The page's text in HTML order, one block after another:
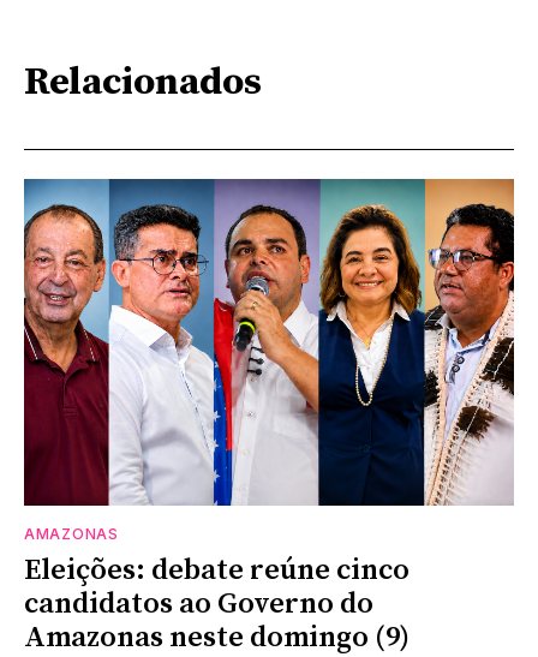
Relacionados
AMAZONAS
Eleições: debate reúne cinco
candidatos ao Governo do
Amazonas neste domingo (9)